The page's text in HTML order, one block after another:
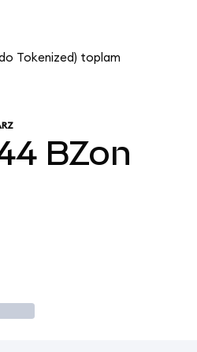
Tokenized) toplam
BZon